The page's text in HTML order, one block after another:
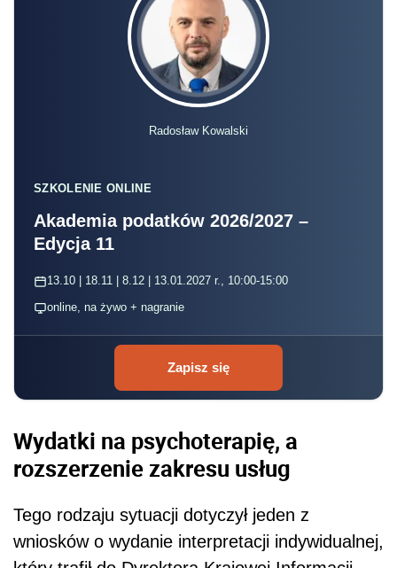
Radosław Kowalski
SZKOLENIE ONLINE
Akademia podatków 2026/2027 –
Edycja 11
13.10 | 18.11 | 8.12 | 13.01.2027 r., 10:00-15:00
online, na żywo + nagranie
Zapisz się
Wydatki na psychoterapię, a
rozszerzenie zakresu usług
Tego rodzaju sytuacji dotyczył jeden z
wniosków o wydanie interpretacji indywidualnej,